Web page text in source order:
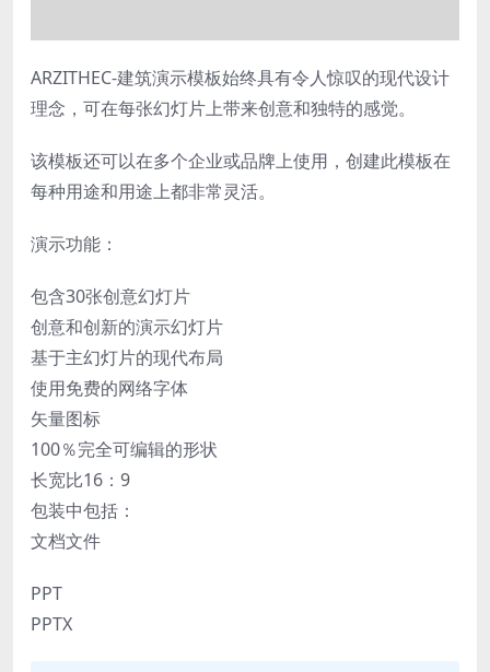
ARZITHEC-建筑演示模板始终具有令人惊叹的现代设计
理念，可在每张幻灯片上带来创意和独特的感觉。
该模板还可以在多个企业或品牌上使用，创建此模板在
每种用途和用途上都非常灵活。
演示功能：
包含30张创意幻灯片
创意和创新的演示幻灯片
基于主幻灯片的现代布局
使用免费的网络字体
矢量图标
100％完全可编辑的形状
长宽比16：9
包装中包括：
文档文件
PPT
PPTX